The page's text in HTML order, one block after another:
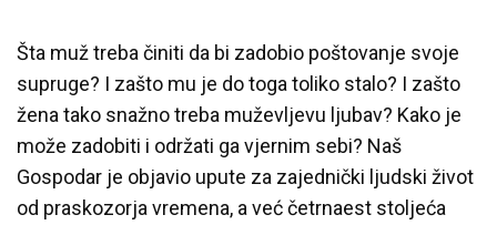
Šta muž treba činiti da bi zadobio poštovanje svoje
supruge? I zašto mu je do toga toliko stalo? I zašto
žena tako snažno treba muževljevu ljubav? Kako je
može zadobiti i održati ga vjernim sebi? Naš
Gospodar je objavio upute za zajednički ljudski život
od praskozorja vremena, a već četrnaest stoljeća